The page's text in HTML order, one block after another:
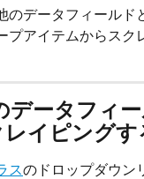
データフィールド
アイテムからスク
データフィ
イピングす
スのドロップダウン